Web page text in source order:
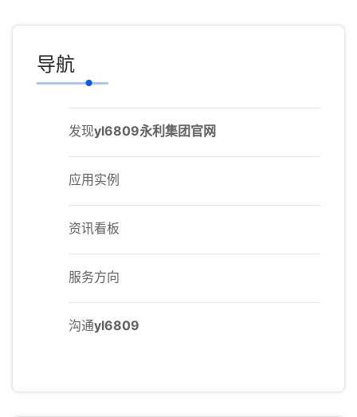
导航
发现yl6809永利集团官网
应用实例
资讯看板
服务方向
沟通yl6809